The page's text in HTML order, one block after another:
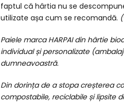
faptul că hârtia nu se
utilizate așa cum se recomandă.
Paiele marca HARPAI din hârtie
individual și personalizate
dumneavoastră.
Din dorința de a stopa creșterea
compostabile, reciclabile și lipsite